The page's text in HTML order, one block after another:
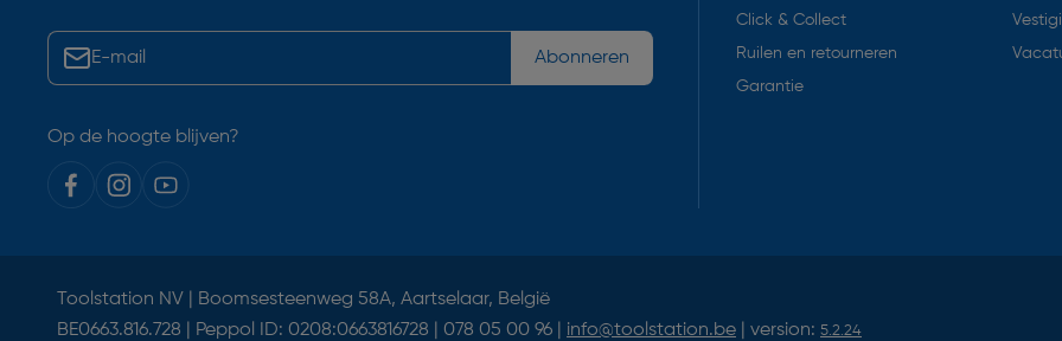
Abonneren
Op de hoogte blijven?
Click & Collect
Ruilen en retourneren
Garantie
Toolstation NV | Boomsesteenweg 58A, Aartselaar, België
BE0663.816.728 | Peppol ID: 0208:0663816728 | 078 05 00 96 | info@toolstation.be | version: 5.2.24